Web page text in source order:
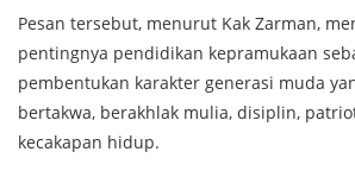
Pesan tersebut, menurut Kak Zarman,
pentingnya pendidikan kepramukaan
pembentukan karakter generasi muda
bertakwa, berakhlak mulia, disiplin,
kecakapan hidup.